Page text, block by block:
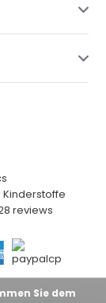
Kinderstoffe
reviews
Sie dem